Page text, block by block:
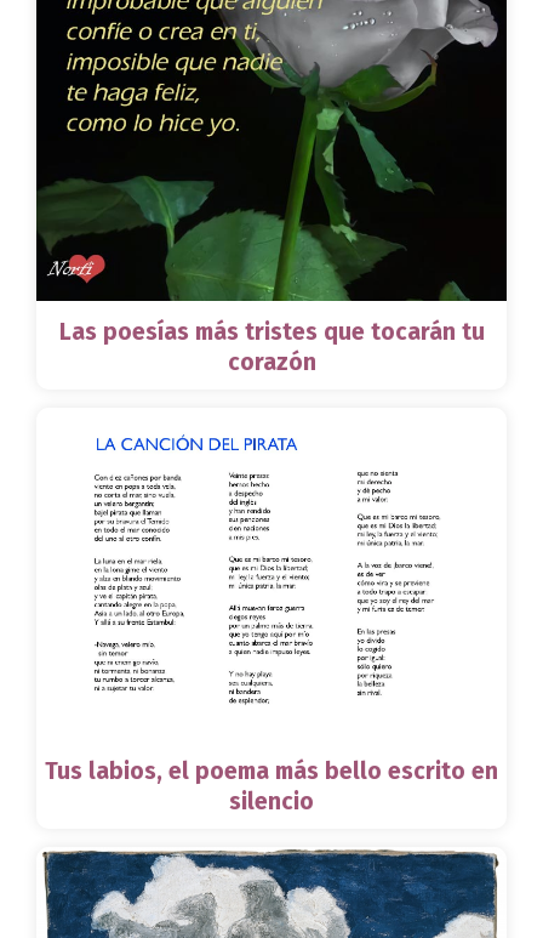
Las poesías más tristes que tocarán tu
corazón
Tus labios, el poema más bello escrito en
silencio